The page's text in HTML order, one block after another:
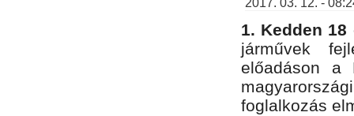
1. Kedden 18
járművek
előadáson a
foglalkozás